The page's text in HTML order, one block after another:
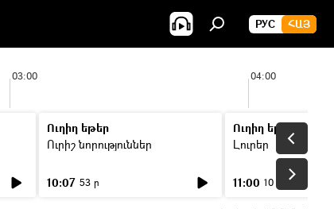
РУС ՀԱՅ
03:00 04:00
Ուղիղ եթեր
Ուրիշ նորություններ
10:07 53 ր
Ուղիղ եթեր
Լուրեր
11:00 10 ր